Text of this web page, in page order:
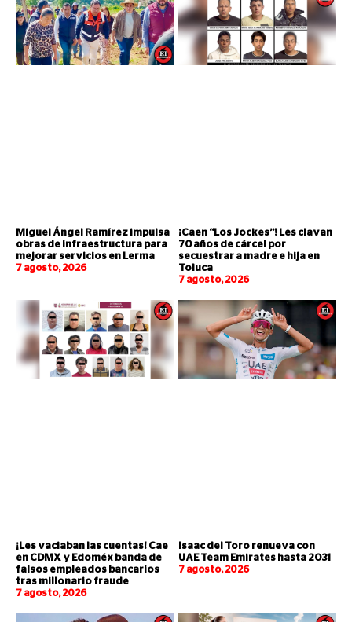
Miguel Ángel Ramírez impulsa
obras de infraestructura para
mejorar servicios en Lerma
7 agosto, 2026
¡Caen “Los Jockes”! Les clavan
70 años de cárcel por
secuestrar a madre e hija en
Toluca
7 agosto, 2026
¡Les vaciaban las cuentas! Cae
en CDMX y Edoméx banda de
falsos empleados bancarios
tras millonario fraude
7 agosto, 2026
Isaac del Toro renueva con
UAE Team Emirates hasta 2031
7 agosto, 2026